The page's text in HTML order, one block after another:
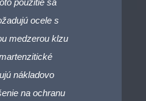
použitie sa
ocele s
medzerou klzu
nákladovo
na ochranu